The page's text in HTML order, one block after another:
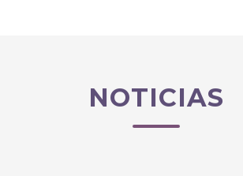
NOTICIAS